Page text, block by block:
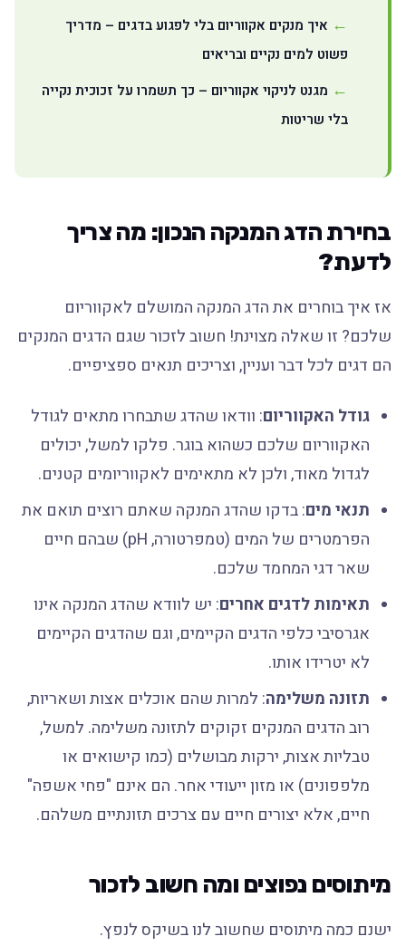
איך מנקים אקווריום בלי לפגוע בדגים – מדריך
פשוט למים נקיים ובריאים
מגנט לניקוי אקווריום – כך תשמרו על זכוכית נקייה
בלי שריטות
בחירת הדג המנקה הנכון: מה צריך
לדעת?
אז איך בוחרים את הדג המנקה המושלם לאקווריום
שלכם? זו שאלה מצוינת! חשוב לזכור שגם הדגים המנקים
הם דגים לכל דבר ועניין, וצריכים תנאים ספציפיים.
גודל האקווריום: וודאו שהדג שתבחרו מתאים לגודל
האקווריום שלכם כשהוא בוגר. פלקו למשל, יכולים
לגדול מאוד, ולכן לא מתאימים לאקווריומים קטנים.
תנאי מים: בדקו שהדג המנקה שאתם רוצים תואם את
הפרמטרים של המים (טמפרטורה, pH) שבהם חיים
שאר דגי המחמד שלכם.
תאימות לדגים אחרים: יש לוודא שהדג המנקה אינו
אגרסיבי כלפי הדגים הקיימים, וגם שהדגים הקיימים
לא יטרידו אותו.
תזונה משלימה: למרות שהם אוכלים אצות ושאריות,
רוב הדגים המנקים זקוקים לתזונה משלימה. למשל,
טבליות אצות, ירקות מבושלים (כמו קישואים או
מלפפונים) או מזון ייעודי אחר. הם אינם "פחי אשפה"
חיים, אלא יצורים חיים עם צרכים תזונתיים משלהם.
מיתוסים נפוצים ומה חשוב לזכור
ישנם כמה מיתוסים שחשוב לנו בשיקס לנפץ.